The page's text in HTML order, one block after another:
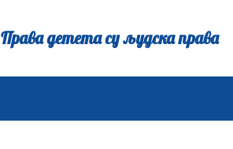
Права детета су људска права